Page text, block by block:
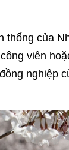
thống của
viên
nghiệp